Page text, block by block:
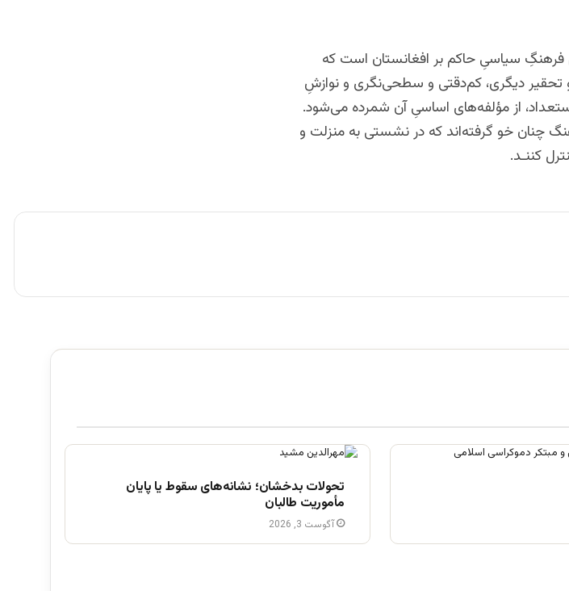
سیاسیِ حاکم بر افغانستان است که
دیگری، کم‌دقتی و سطحی‌نگری و نوازشِ
از مؤلفه‌های اساسیِ آن شمرده می‌شود.
چنان خو گرفته‌اند که در نشستی به منزلت و
کننـد.
تحولات بدخشان؛ نشانه‌های سقوط یا پایان
مأموریت طالبان
آگوست 3, 2026